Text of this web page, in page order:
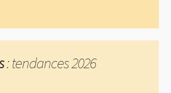
: tendances 2026